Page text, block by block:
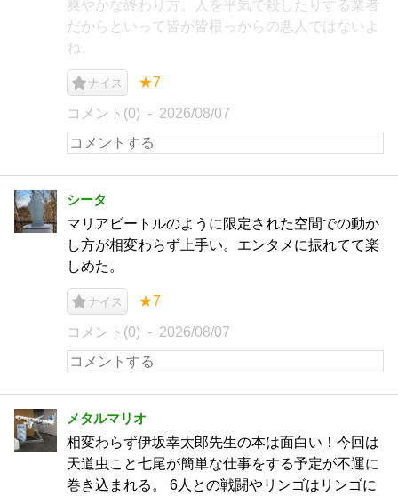
爽やかな終わり方。人を平気で殺したりする業者
だからといって皆が皆根っからの悪人ではないよ
ね。
ナイス ★7
コメント(0) 2026/08/07
シータ
マリアビートルのように限定された空間での動か
し方が相変わらず上手い。エンタメに振れてて楽
しめた。
ナイス ★7
コメント(0) 2026/08/07
メタルマリオ
相変わらず伊坂幸太郎先生の本は面白い！今回は
天道虫こと七尾が簡単な仕事をする予定が不運に
巻き込まれる。 6人との戦闘やリンゴはリンゴに